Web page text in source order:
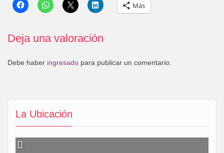
La Ubicación
Más
Deja una valoración
Debe haber ingresado para publicar un comentario.